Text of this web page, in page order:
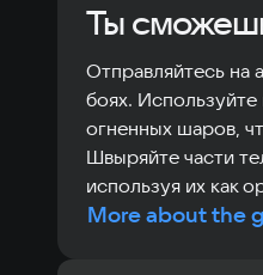
Ты
Отправляйтесь на
боях.
огненных шаров,
Швыряйте части
используя их как
More about the